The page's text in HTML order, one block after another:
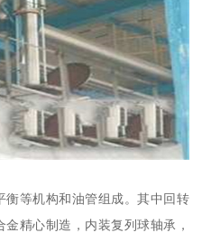
等机构和油管组成。其中回转
精心制造，内装复列球轴承，